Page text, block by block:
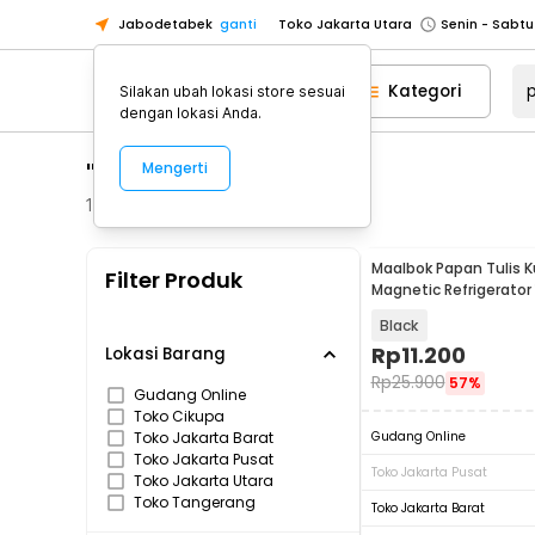
Jabodetabek ganti Toko Jakarta Utara
Toko Tangerang
Toko Cikupa
Pick n Go Jakarta Barat
Senin -
Toko Jakarta Barat
Senin -
Toko Tangerang
Senin - Jumat
Senin - Jumat
Kategori
"papan"
171
Filter Produk
Lokasi Barang
Gudang Online
Toko Cikupa
Toko Jakarta Barat
Toko Jakarta Pusat
Toko Jakarta Utara
Toko Tangerang
Maalbok Papan Tulis
Magnetic
Black
Rp11.200
Rp25.900 57%
Gudang Online
Toko Jakarta Pusat
Toko Jakarta Barat
Silakan ubah lokasi store sesuai
dengan lokasi Anda.
Mengerti